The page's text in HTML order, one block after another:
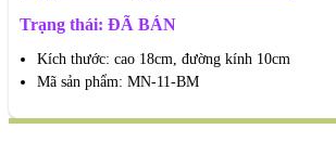
Trạng thái: ĐÃ BÁN
Kích thước: cao 18cm, đường kính 10cm
Mã sản phẩm: MN-11-BM